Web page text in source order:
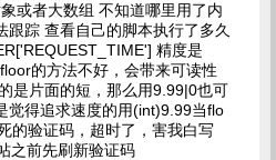
或者大数组 不知道哪里用了内
跟踪 查看自己的脚本执行了多久
精度是
的方法不好，会带来可读性
是片面的短，那么用9.99|0也可
觉得追求速度的用(int)9.99当flo
的验证码，超时了，害我白写
之前先刷新验证码